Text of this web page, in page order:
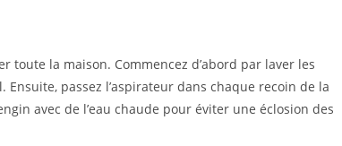
la maison. Commencez d’abord par laver les
passez l’aspirateur dans chaque recoin de la
avec de l’eau chaude pour éviter une éclosion des